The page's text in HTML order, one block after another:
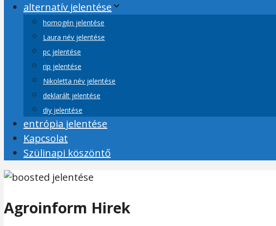
alternatív jelentése
homogén jelentése
Laura név jelentése
pc jelentése
rip jelentése
Nikoletta név jelentése
deklarált jelentése
diy jelentése
entrópia jelentése
Kapcsolat
Szülinapi köszöntő
Agroinform Hirek